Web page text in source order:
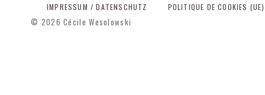
IMPRESSUM / DATENSCHUTZ POLITIQUE DE COOKIES (UE)
© 2026 Cécile Wesolowski